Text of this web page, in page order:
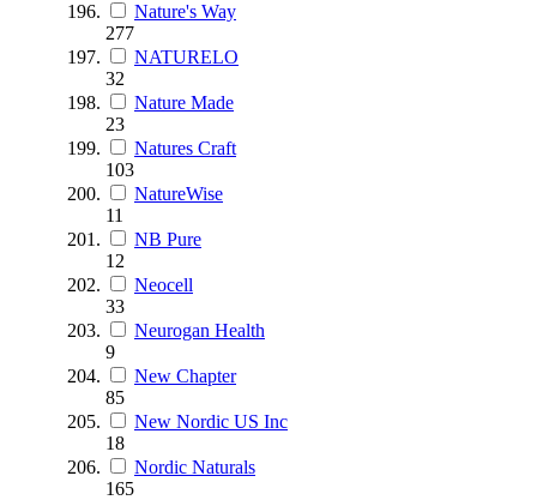
Nature's Way
277
NATURELO
32
Nature Made
23
Natures Craft
103
NatureWise
11
NB Pure
12
Neocell
33
Neurogan Health
9
New Chapter
85
New Nordic US Inc
18
Nordic Naturals
165